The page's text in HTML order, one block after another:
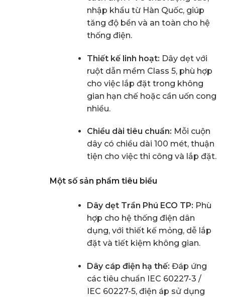
nhập khẩu từ Hàn Quốc, giúp
tăng độ bền và an toàn cho hệ
thống điện.
Thiết kế linh hoạt: Dây dẹt với
ruột dẫn mềm Class 5, phù hợp
cho việc lắp đặt trong không
gian hạn chế hoặc cần uốn cong
nhiều.
Chiều dài tiêu chuẩn: Mỗi cuộn
dây có chiều dài 100 mét, thuận
tiện cho việc thi công và lắp đặt.
Một số sản phẩm tiêu biểu
Dây dẹt Trần Phú ECO TP: Phù
hợp cho hệ thống điện dân
dụng, với thiết kế mỏng, dễ lắp
đặt và tiết kiệm không gian.
Dây cáp điện hạ thế: Đáp ứng
các tiêu chuẩn IEC 60227-3 /
IEC 60227-5, điện áp sử dụng